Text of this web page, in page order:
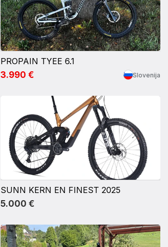
PROPAIN TYEE 6.1
Slovenija
3.990 €
SUNN KERN EN FINEST 2025
5.000 €